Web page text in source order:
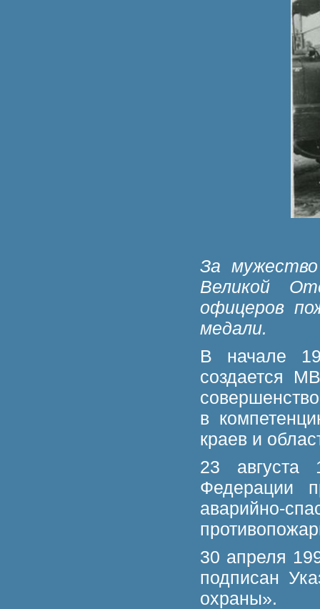
За
Великой
офицеров
медали.
В начале
создается
в
краев и
23 августа
Федерации
аварийно-
30 апреля
подписан
охраны».